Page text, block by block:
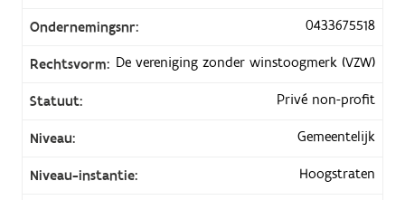
Ondernemingsnr: 0433675518
Rechtsvorm: De vereniging zonder winstoogmerk (VZW)
Statuut: Privé non-profit
Niveau: Gemeentelijk
Niveau-instantie: Hoogstraten